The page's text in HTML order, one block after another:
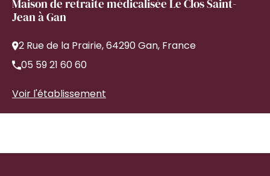
Maison de retraite médicalisée Le Clos Saint-
Jean à Gan
2 Rue de la Prairie, 64290 Gan, France
05 59 21 60 60
Voir l'établissement